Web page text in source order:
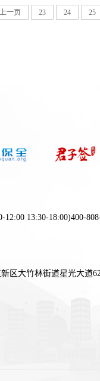
上一页 23 24 25
12:00 13:30-18:00)400-
区大竹林街道星光大道